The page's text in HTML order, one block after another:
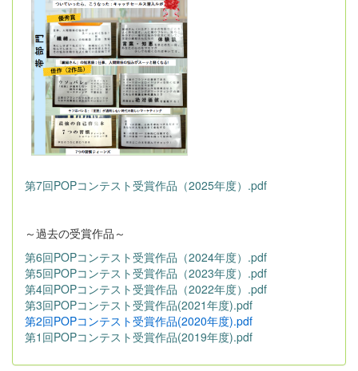
第7回POPコンテスト受賞作品（2025年度）.pdf
～過去の受賞作品～
第6回POPコンテスト受賞作品（2024年度）.pdf
第5回POPコンテスト受賞作品（2023年度）.pdf
第4回POPコンテスト受賞作品（2022年度）.pdf
第3回POPコンテスト受賞作品(2021年度).pdf
第2回POPコンテスト受賞作品(2020年度).pdf
第1回POPコンテスト受賞作品(2019年度).pdf